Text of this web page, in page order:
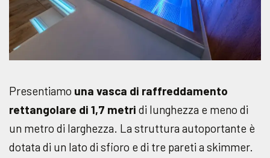
Presentiamo una vasca di raffreddamento
rettangolare di 1,7 metri di lunghezza e meno di
un metro di larghezza. La struttura autoportante è
dotata di un lato di sfioro e di tre pareti a skimmer.